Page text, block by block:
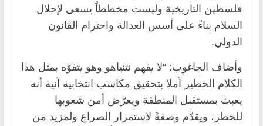
فلسطين التاريخية وليست مخططاً يسعى لإحلال
السلام بناءً على أسس العدالة واحترام القانون
الدولي.
وأضاف الجاغوب: “لا يفهم نتنياهو وهو يتفوّه بمثل هذا
الكلام الخطير آملا بتحقيق مكاسب انتخابية آنية أنه
يعبث بمستقبل المنطقة ويعرّض أمن شعوبها
للخطر، ويقدّم وصفةً لاستمرار الصراع ولمزيد من